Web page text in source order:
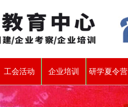
工会活动 企业培训 研学夏令营